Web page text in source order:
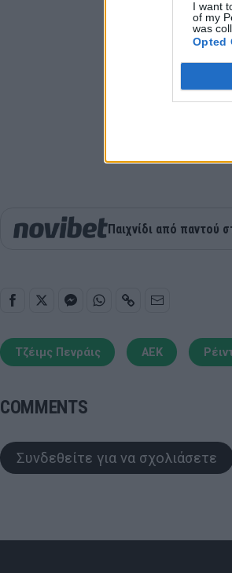
I want
of my
was
Opted
Παιχνίδι από παντού
Τζέιμς Πενράις ΑΕΚ
COMMENTS
Συνδεθείτε για να σχολιάσετε